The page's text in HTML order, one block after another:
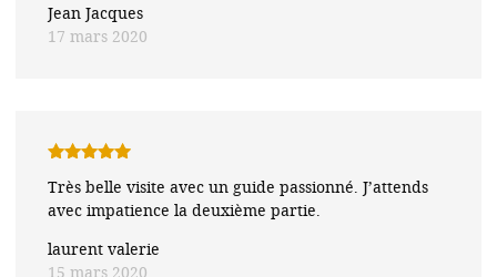
Jean Jacques
17 mars 2020
5
laurent valerie
15 mars 2020
Très belle visite avec un guide passionné. J’attends
avec impatience la deuxième partie.